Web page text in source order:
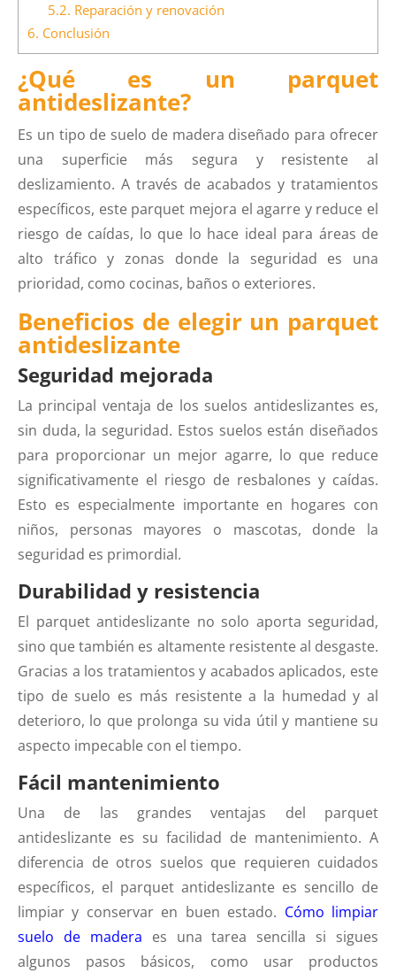
5.2. Reparación y renovación
6. Conclusión
¿Qué es un parquet
antideslizante?
Es un tipo de suelo de madera diseñado para ofrecer
una superficie más segura y resistente al
deslizamiento. A través de acabados y tratamientos
específicos, este parquet mejora el agarre y reduce el
riesgo de caídas, lo que lo hace ideal para áreas de
alto tráfico y zonas donde la seguridad es una
prioridad, como cocinas, baños o exteriores.
Beneficios de elegir un parquet
antideslizante
Seguridad mejorada
La principal ventaja de los suelos antideslizantes es,
sin duda, la seguridad. Estos suelos están diseñados
para proporcionar un mejor agarre, lo que reduce
significativamente el riesgo de resbalones y caídas.
Esto es especialmente importante en hogares con
niños, personas mayores o mascotas, donde la
seguridad es primordial.
Durabilidad y resistencia
El parquet antideslizante no solo aporta seguridad,
sino que también es altamente resistente al desgaste.
Gracias a los tratamientos y acabados aplicados, este
tipo de suelo es más resistente a la humedad y al
deterioro, lo que prolonga su vida útil y mantiene su
aspecto impecable con el tiempo.
Fácil mantenimiento
Una de las grandes ventajas del parquet
antideslizante es su facilidad de mantenimiento. A
diferencia de otros suelos que requieren cuidados
específicos, el parquet antideslizante es sencillo de
limpiar y conservar en buen estado. Cómo limpiar
suelo de madera es una tarea sencilla si sigues
algunos pasos básicos, como usar productos